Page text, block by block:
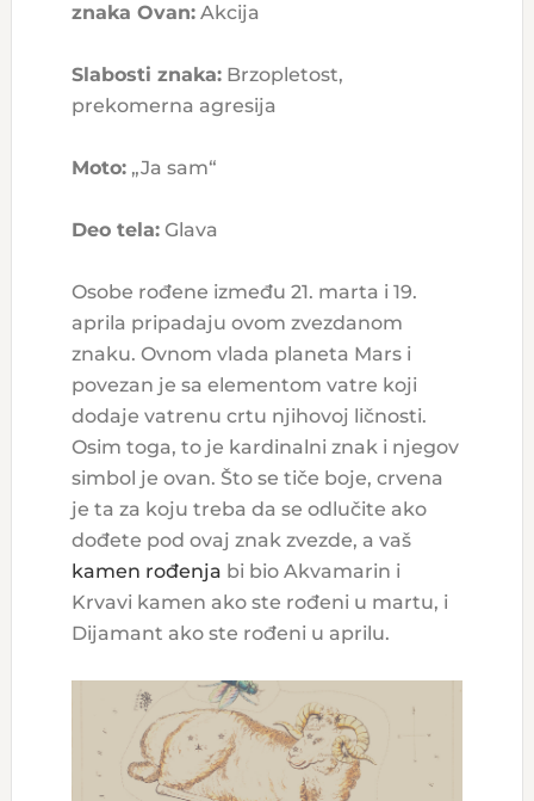
znaka Ovan:Akcija
Slabosti znaka:Brzopletost,
prekomerna agresija
Moto:„Ja sam“
Deo tela:Glava
Osobe rođene između 21. marta i 19.
aprila pripadaju ovom zvezdanom
znaku. Ovnom vlada planeta Mars i
povezan je sa elementom vatre koji
dodaje vatrenu crtu njihovoj ličnosti.
Osim toga, to je kardinalni znak i njegov
simbol je ovan. Što se tiče boje, crvena
je ta za koju treba da se odlučite ako
dođete pod ovaj znak zvezde, a vaš
kamen rođenja bi bio Akvamarin i
Krvavi kamen ako ste rođeni u martu, i
Dijamant ako ste rođeni u aprilu.